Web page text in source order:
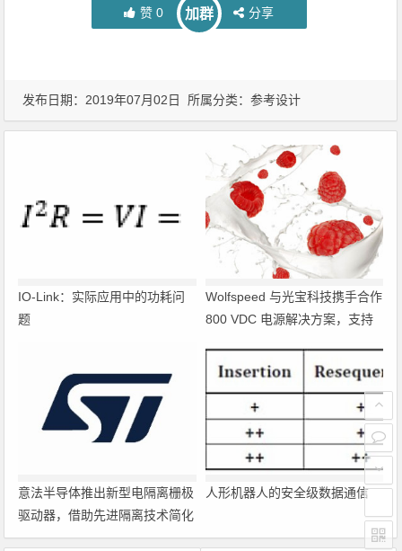
赞 0 加群 分享
发布日期：2019年07月02日 所属分类：参考设计
IO-Link：实际应用中的功耗问
题
Wolfspeed 与光宝科技携手合作
800 VDC 电源解决方案，支持
意法半导体推出新型电隔离栅极
驱动器，借助先进隔离技术简化
电源设计
人形机器人的安全级数据通信